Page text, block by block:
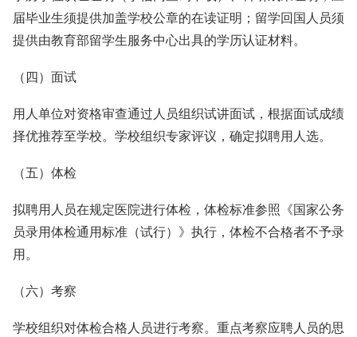
届毕业生须提供加盖学校公章的在读证明；留学回国人员须
提供由教育部留学生服务中心出具的学历认证材料。
（四）面试
用人单位对资格审查通过人员组织试讲面试，根据面试成绩
择优推荐至学校。学校组织专家评议，确定拟聘用人选。
（五）体检
拟聘用人员在规定医院进行体检，体检标准参照《国家公务
员录用体检通用标准（试行）》执行，体检不合格者不予录
用。
（六）考察
学校组织对体检合格人员进行考察。重点考察应聘人员的思